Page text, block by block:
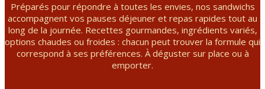
Préparés pour répondre à toutes les envies, nos sandwichs
accompagnent vos pauses déjeuner et repas rapides tout au
long de la journée. Recettes gourmandes, ingrédients variés,
options chaudes ou froides : chacun peut trouver la formule qui
correspond à ses préférences. À déguster sur place ou à
emporter.